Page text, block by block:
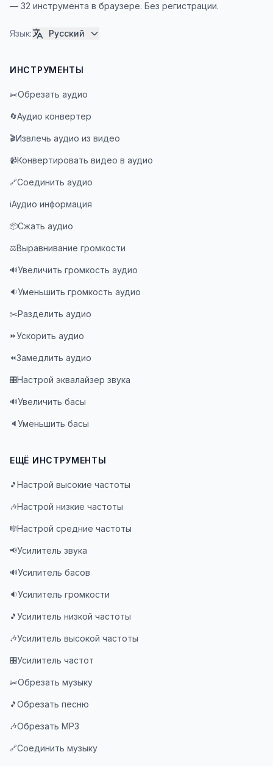
— 32 инструмента в браузере. Без регистрации.
Язык: Русский
ИНСТРУМЕНТЫ
✂️Обрезать аудио
🔄Аудио конвертер
🎬Извлечь аудио из видео
📹Конвертировать видео в аудио
🔗Соединить аудио
ℹ️Аудио информация
📦Сжать аудио
⚖️Выравнивание громкости
🔊Увеличить громкость аудио
🔉Уменьшить громкость аудио
✂️Разделить аудио
⏩Ускорить аудио
⏪Замедлить аудио
🎛️Настрой эквалайзер звука
🔊Увеличить басы
🔈 Уменьшить басы
ЕЩЁ ИНСТРУМЕНТЫ
🎵 Настрой высокие частоты
🎶Настрой низкие частоты
🎼Настрой средние частоты
📢Усилитель звука
🔊Усилитель басов
🔉Усилитель громкости
🎵 Усилитель низкой частоты
🎶Усилитель высокой частоты
🎛️Усилитель частот
✂️Обрезать музыку
🎵 Обрезать песню
🎶Обрезать MP3
🔗Соединить музыку